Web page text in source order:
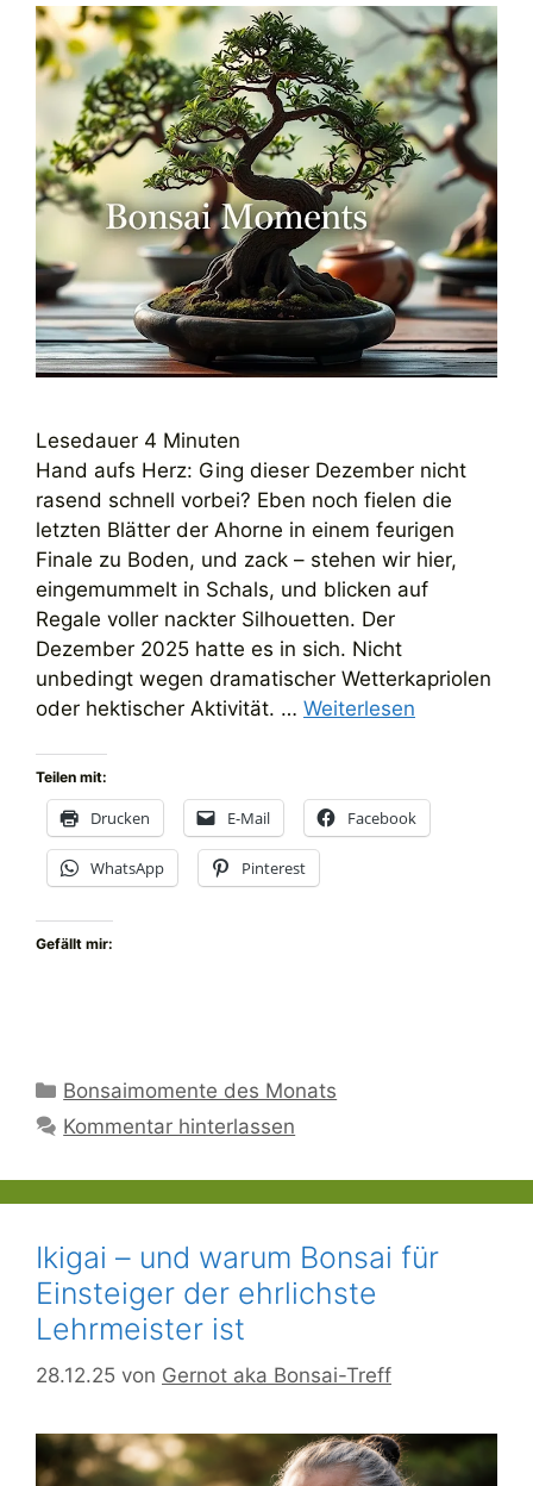
Lesedauer 4 Minuten
Hand aufs Herz: Ging dieser Dezember nicht
rasend schnell vorbei? Eben noch fielen die
letzten Blätter der Ahorne in einem feurigen
Finale zu Boden, und zack – stehen wir hier,
eingemummelt in Schals, und blicken auf
Regale voller nackter Silhouetten. Der
Dezember 2025 hatte es in sich. Nicht
unbedingt wegen dramatischer Wetterkapriolen
oder hektischer Aktivität. … Weiterlesen
Teilen mit:
Drucken E-Mail Facebook
WhatsApp Pinterest
Gefällt mir:
Kategorien
Bonsaimomente des Monats
Kommentar hinterlassen
Ikigai – und warum Bonsai für
Einsteiger der ehrlichste
Lehrmeister ist
28.12.25 von Gernot aka Bonsai-Treff